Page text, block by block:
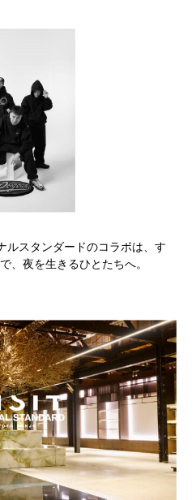
ルスタンダードのコラボは、す
、夜を生きるひとたちへ。